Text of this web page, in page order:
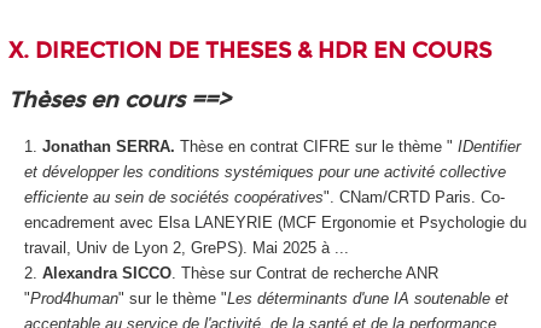
X. DIRECTION DE THESES & HDR EN COURS
Thèses en cours ==>
Jonathan SERRA. Thèse en contrat CIFRE sur le thème " IDentifier
et développer les conditions systémiques pour une activité collective
efficiente au sein de sociétés coopératives". CNam/CRTD Paris. Co-
encadrement avec Elsa LANEYRIE (MCF Ergonomie et Psychologie du
travail, Univ de Lyon 2, GrePS). Mai 2025 à ...
Alexandra SICCO. Thèse sur Contrat de recherche ANR
"Prod4human" sur le thème "Les déterminants d'une IA soutenable et
acceptable au service de l'activité, de la santé et de la performance